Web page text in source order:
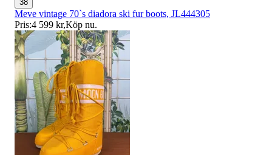
38
Meve vintage 70`s diadora ski fur boots, JL444305
Pris:4 599 kr,Köp nu.